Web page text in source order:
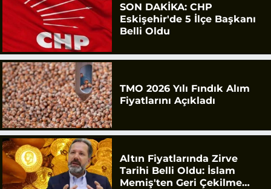
SON DAKİKA: CHP
Eskişehir'de 5 İlçe Başkanı
Belli Oldu
TMO 2026 Yılı Fındık Alım
Fiyatlarını Açıkladı
Altın Fiyatlarında Zirve
Tarihi Belli Oldu: İslam
Memiş'ten Geri Çekilme